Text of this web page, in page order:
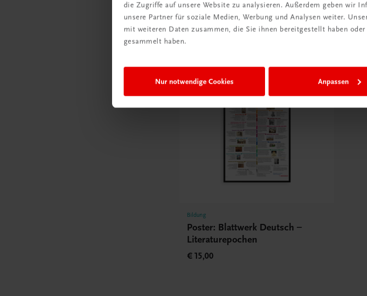
die Zugriffe auf unsere Website zu analysieren. Außerdem geben wir
unsere Partner für soziale Medien, Werbung und Analysen weiter.
mit weiteren Daten zusammen, die Sie ihnen bereitgestellt haben
gesammelt haben.
Nur notwendige Cookies Anpassen
Bildung
Poster: Blattwerk Deutsch –
Literaturepochen
€ 15,00